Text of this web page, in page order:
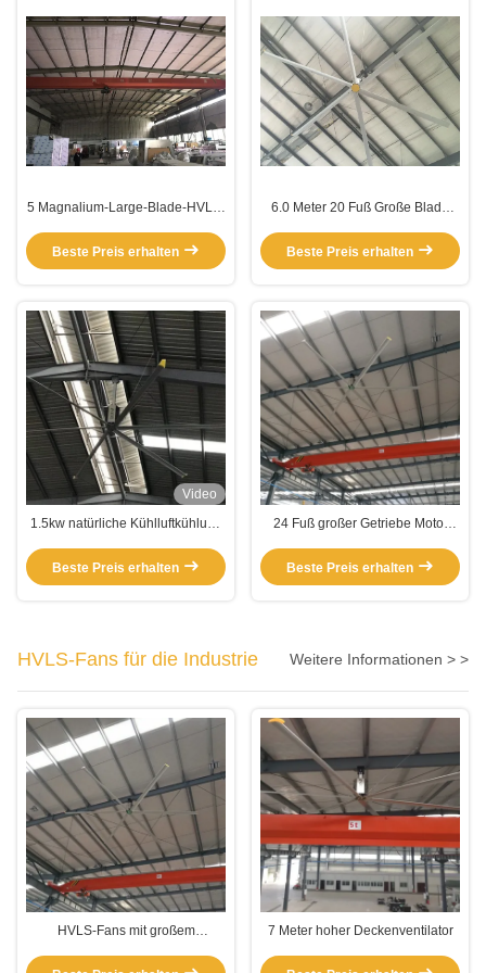
5 Magnalium-Large-Blade-HVLS-
Beste Preis erhalten
6.0 Meter 20 Fuß Große Blade
Decken
Beste Preis erhalten
Video
1.5kw natürliche Kühlluftkühlung
Deckenventilator
Beste Preis erhalten
24 Fuß großer Getriebe Motor
Deckenventilatoren
Beste Preis erhalten
HVLS-Fans für die Industrie Weitere Informationen > >
HVLS-Fans mit großem
7 Meter hoher Deckenventilator